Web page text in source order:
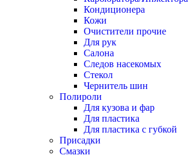
Кондиционера
Кожи
Очистители прочие
Для рук
Салона
Следов насекомых
Стекол
Чернитель шин
Полироли
Для кузова и фар
Для пластика
Для пластика с губкой
Присадки
Смазки